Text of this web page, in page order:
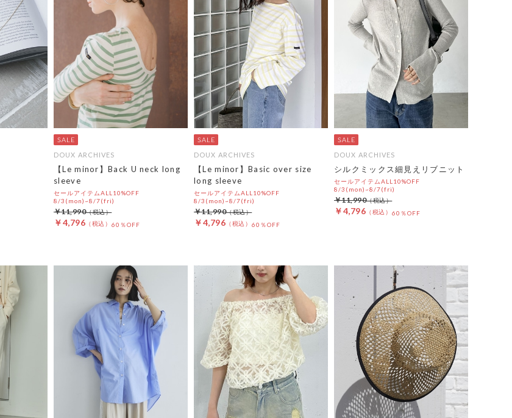
DOUX ARCHIVES
【Le minor】Back U neck long
sleeve
セールアイテムALL10%OFF
8/3(mon)~8/7(fri)
￥4,796 60％OFF
￥11,990
DOUX ARCHIVES
【Le minor】Basic over size
long sleeve
セールアイテムALL10%OFF
8/3(mon)~8/7(fri)
￥4,796 60％OFF
￥11,990
DOUX ARCHIVES
シルクミックス細見えリブニット
セールアイテムALL10%OFF
8/3(mon)~8/7(fri)
￥4,796 60％OFF
￥11,990